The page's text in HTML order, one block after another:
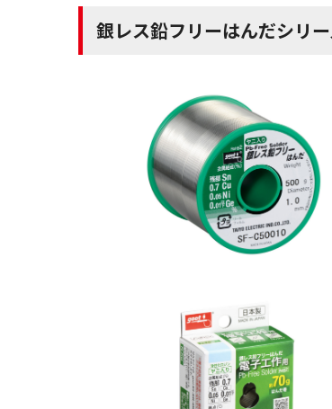
銀レス鉛フリーはんだシリ